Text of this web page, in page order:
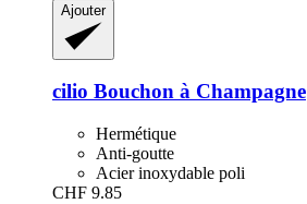
Ajouter
cilio Bouchon à Champagne
Hermétique
Anti-goutte
Acier inoxydable poli
CHF 9.85